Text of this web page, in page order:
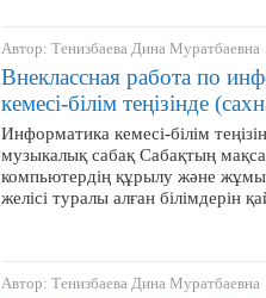
Автор: Тенизбаева Дина Муратбаевна
Внеклассная работа по
кемесі-білім теңізінде
Информатика кемесі-білім
музыкалық сабақ Сабақтың
компьютердің құрылу және
желісі туралы алған білімдерін
Автор: Тенизбаева Дина Муратбаевна